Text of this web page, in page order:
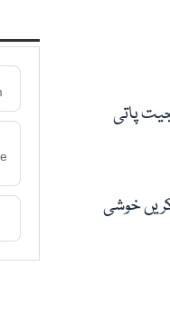
پاتی
خوشی